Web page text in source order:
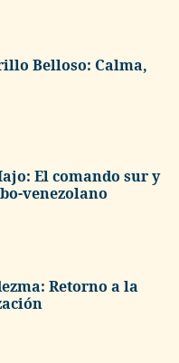
Belloso: Calma,
El comando sur y
venezolano
Retorno a la